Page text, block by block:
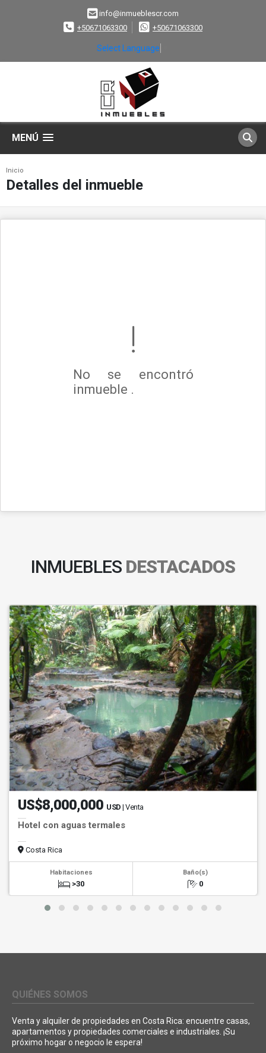
info@inmueblescr.com
+50671063300
+50671063300
Select Language
MENÚ
Inicio
Detalles del inmueble
No se encontró
inmueble .
INMUEBLES DESTACADOS
US$8,000,000 USD | Venta
Hotel con aguas termales
Costa Rica
Habitaciones
>30
Baño(s)
0
QUIÉNES SOMOS
Venta y alquiler de propiedades en Costa Rica: encuentre casas,
apartamentos y propiedades comerciales e industriales. ¡Su
próximo hogar o negocio le espera!